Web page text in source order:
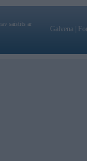
saistīts ar
Galvena